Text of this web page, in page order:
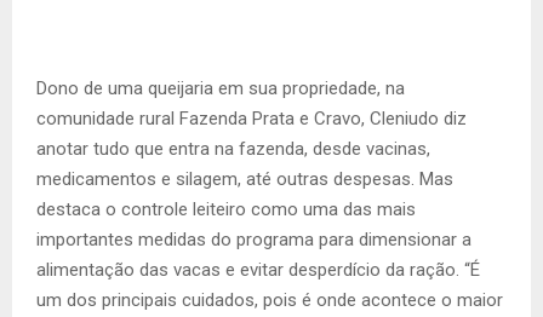
Dono de uma queijaria em sua propriedade, na
comunidade rural Fazenda Prata e Cravo, Cleniudo diz
anotar tudo que entra na fazenda, desde vacinas,
medicamentos e silagem, até outras despesas. Mas
destaca o controle leiteiro como uma das mais
importantes medidas do programa para dimensionar a
alimentação das vacas e evitar desperdício da ração. “É
um dos principais cuidados, pois é onde acontece o maior